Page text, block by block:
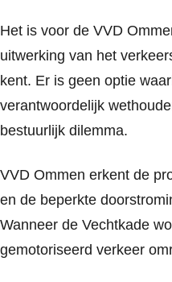
Het is voor de VVD
uitwerking van het
kent. Er is geen optie
verantwoordelijk
bestuurlijk dilemma.
VVD Ommen erkent de
en de beperkte
Wanneer de Vechtkade
gemotoriseerd verkeer